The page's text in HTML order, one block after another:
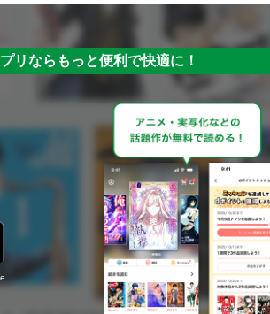
リならもっと便利で快適に！